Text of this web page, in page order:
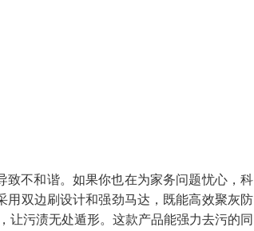
不和谐。如果你也在为家务问题忧心，科
双边刷设计和强劲马达，既能高效聚灰防
让污渍无处遁形。这款产品能强力去污的同